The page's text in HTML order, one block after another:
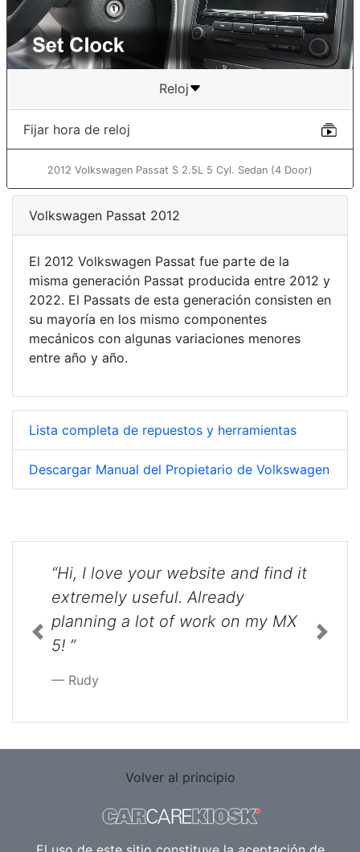
Reloj
Fijar hora de reloj
2012 Volkswagen Passat S 2.5L 5 Cyl. Sedan (4 Door)
Volkswagen Passat 2012
El 2012 Volkswagen Passat fue parte de la
misma generación Passat producida entre 2012 y
2022. El Passats de esta generación consisten en
su mayoría en los mismo componentes
mecánicos con algunas variaciones menores
entre año y año.
Lista completa de repuestos y herramientas
Descargar Manual del Propietario de Volkswagen
“Hi, I love your website and find it
extremely useful. Already
planning a lot of work on my MX
5! ”
Rudy
Previous Next
Volver al principio